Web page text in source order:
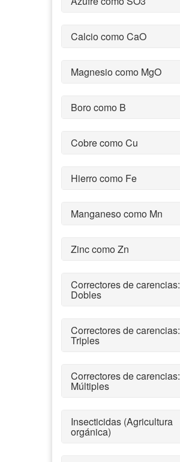
Calcio como CaO
Magnesio como MgO
Boro como B
Cobre como Cu
Hierro como Fe
Manganeso como Mn
Zinc como Zn
Correctores de carencias:
Dobles
Correctores de carencias:
Triples
Correctores de carencias:
Múltiples
Insecticidas (Agricultura
orgánica)